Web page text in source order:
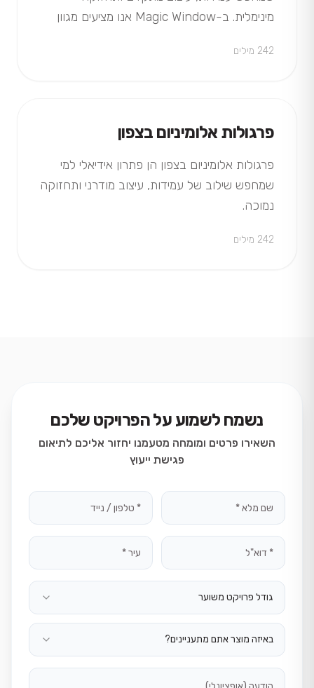
מינימלית. ב-Magic Window אנו מציעים מגוון
242 מילים
פרגולות אלומיניום בצפון
פרגולות אלומיניום בצפון הן פתרון אידיאלי למי
שמחפש שילוב של עמידות, עיצוב מודרני ותחזוקה
נמוכה.
242 מילים
נשמח לשמוע על הפרויקט שלכם
השאירו פרטים ומומחה מטעמנו יחזור אליכם לתיאום
פגישת ייעוץ
גודל פרויקט משוער
באיזה מוצר אתם מתעניינים?